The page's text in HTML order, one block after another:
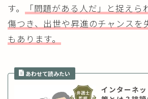
す。
「問題がある人だ」と捉えら
傷つき、出世や昇進のチャンスを
もあります。
インターネ